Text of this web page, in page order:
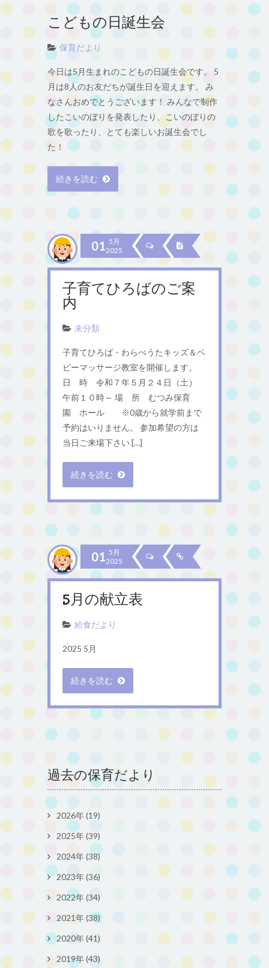
こどもの日誕生会
保育だより
今日は5月生まれのこどもの日誕生会です。 5
月は8人のお友だちが誕生日を迎えます。 み
なさんおめでとうございます！ みんなで制作
したこいのぼりを発表したり、こいのぼりの
歌を歌ったり、とても楽しいお誕生会でし
た！
続きを読む
01 5月
2025
子育てひろばのご案
内
未分類
子育てひろば・わらべうたキッズ＆ベ
ビーマッサージ教室を開催します。
日 時 令和７年５月２４日（土）
午前１０時～ 場 所 むつみ保育
園 ホール ※0歳から就学前まで
予約はいりません。 参加希望の方は
当日ご来場下さい […]
続きを読む
01 5月
2025
5月の献立表
給食だより
2025 5月
続きを読む
過去の保育だより
2026年 (19)
2025年 (39)
2024年 (38)
2023年 (36)
2022年 (34)
2021年 (38)
2020年 (41)
2019年 (43)